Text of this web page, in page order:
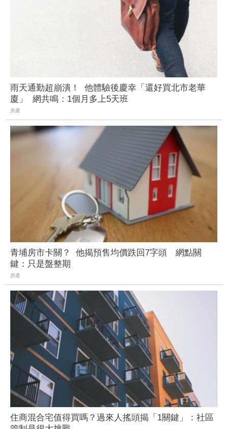
雨天通勤超崩潰！ 他體驗後慶幸「還好買北市老華
廈」 網共鳴：1個月多上5天班
房產
青埔房市卡關？ 他揭預售均價跌回7字頭 網點關
鍵：只是盤整期
房產
住商混合宅值得買嗎？過來人搖頭揭「1關鍵」：社區